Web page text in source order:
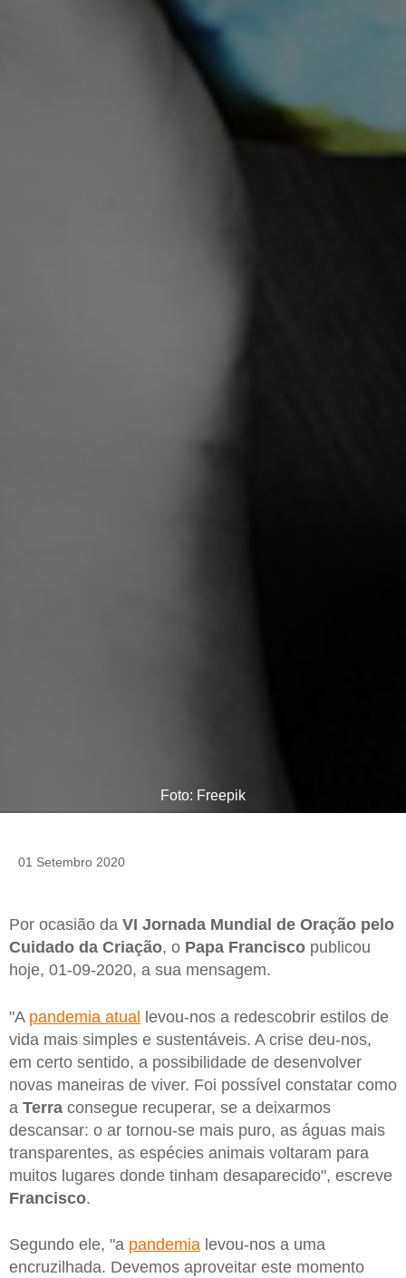
Foto: Freepik
01 Setembro 2020
Por ocasião da VI Jornada Mundial de Oração pelo
Cuidado da Criação, o Papa Francisco publicou
hoje, 01-09-2020, a sua mensagem.
"A pandemia atual levou-nos a redescobrir estilos de
vida mais simples e sustentáveis. A crise deu-nos,
em certo sentido, a possibilidade de desenvolver
novas maneiras de viver. Foi possível constatar como
a Terra consegue recuperar, se a deixarmos
descansar: o ar tornou-se mais puro, as águas mais
transparentes, as espécies animais voltaram para
muitos lugares donde tinham desaparecido", escreve
Francisco.
Segundo ele, "a pandemia levou-nos a uma
encruzilhada. Devemos aproveitar este momento